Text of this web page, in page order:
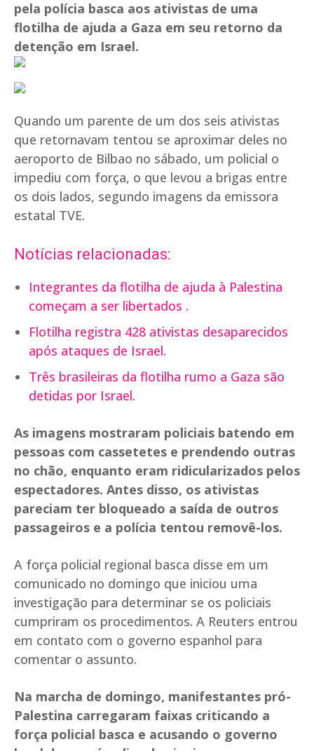
pela polícia basca aos ativistas de uma
flotilha de ajuda a Gaza em seu retorno da
detenção em Israel.
Quando um parente de um dos seis ativistas
que retornavam tentou se aproximar deles no
aeroporto de Bilbao no sábado, um policial o
impediu com força, o que levou a brigas entre
os dois lados, segundo imagens da emissora
estatal TVE.
Notícias relacionadas:
Integrantes da flotilha de ajuda à Palestina
começam a ser libertados .
Flotilha registra 428 ativistas desaparecidos
após ataques de Israel.
Três brasileiras da flotilha rumo a Gaza são
detidas por Israel.
As imagens mostraram policiais batendo em
pessoas com cassetetes e prendendo outras
no chão, enquanto eram ridicularizados pelos
espectadores. Antes disso, os ativistas
pareciam ter bloqueado a saída de outros
passageiros e a polícia tentou removê-los.
A força policial regional basca disse em um
comunicado no domingo que iniciou uma
investigação para determinar se os policiais
cumpriram os procedimentos. A Reuters entrou
em contato com o governo espanhol para
comentar o assunto.
Na marcha de domingo, manifestantes pró-
Palestina carregaram faixas criticando a
força policial basca e acusando o governo